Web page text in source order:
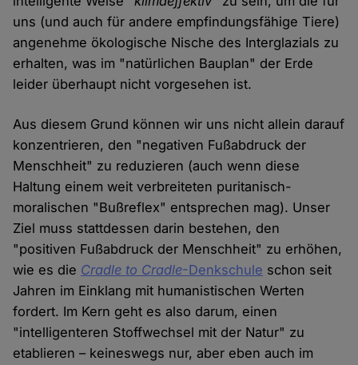
uns (und auch für andere empfindungsfähige Tiere)
angenehme ökologische Nische des Interglazials zu
erhalten, was im "natürlichen Bauplan" der Erde
leider überhaupt nicht vorgesehen ist.
Aus diesem Grund können wir uns nicht allein darauf
konzentrieren, den "negativen Fußabdruck der
Menschheit" zu reduzieren (auch wenn diese
Haltung einem weit verbreiteten puritanisch-
moralischen "Bußreflex" entsprechen mag). Unser
Ziel muss stattdessen darin bestehen, den
"positiven Fußabdruck der Menschheit" zu erhöhen,
wie es die Cradle to Cradle-Denkschule schon seit
Jahren im Einklang mit humanistischen Werten
fordert. Im Kern geht es also darum, einen
"intelligenteren Stoffwechsel mit der Natur" zu
etablieren – keineswegs nur, aber eben auch im